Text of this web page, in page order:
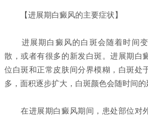
【进展期白癜风的主要症状】
进展期白癜风的白斑会随着时间变
散，或者有很多的新发白斑。进展期白
位白斑和正常皮肤间分界模糊，白斑处
多，面积逐步扩大，白斑颜色会随时间的
在进展期白癜风期间，患处部位对